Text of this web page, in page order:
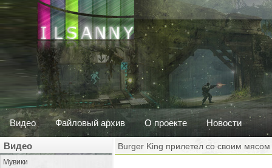
Видео Файловый архив О проекте Новости
Видео
Мувики
Burger King прилетел со своим мясом